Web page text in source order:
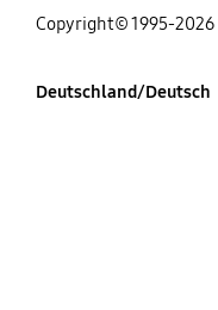
Copyright© 1995-
Deutschland/Deutsch